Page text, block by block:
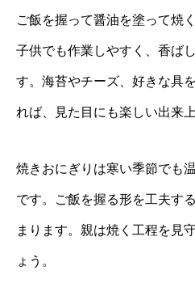
ご飯を握って醤油を塗って焼
子供でも作業しやすく、香ば
す。海苔やチーズ、好きな具
れば、見た目にも楽しい出来
焼きおにぎりは寒い季節でも
です。ご飯を握る形を工夫す
まります。親は焼く工程を見
ょう。